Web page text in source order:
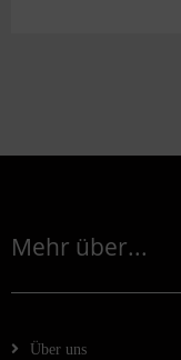
Mehr über...
Über uns